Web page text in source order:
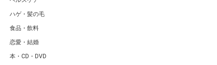
ハゲ・髪の毛
食品・飲料
恋愛・結婚
本・CD・DVD